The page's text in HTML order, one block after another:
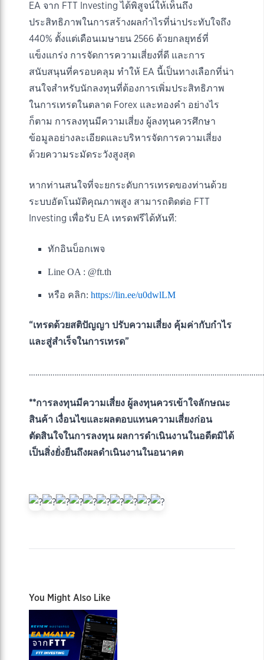
EA จาก FTT Investing ได้พิสูจน์ให้เห็นถึง
ประสิทธิภาพในการสร้างผลกำไรที่น่าประทับใจถึง
440% ตั้งแต่เดือนเมษายน 2566 ด้วยกลยุทธ์ที่
แข็งแกร่ง การจัดการความเสี่ยงที่ดี และการ
สนับสนุนที่ครอบคลุม ทำให้ EA นี้เป็นทางเลือกที่น่า
สนใจสำหรับนักลงทุนที่ต้องการเพิ่มประสิทธิภาพ
ในการเทรดในตลาด Forex และทองคำ อย่างไร
ก็ตาม การลงทุนมีความเสี่ยง ผู้ลงทุนควรศึกษา
ข้อมูลอย่างละเอียดและบริหารจัดการความเสี่ยง
ด้วยความระมัดระวังสูงสุด
หากท่านสนใจที่จะยกระดับการเทรดของท่านด้วย
ระบบอัตโนมัติคุณภาพสูง สามารถติดต่อ FTT
Investing เพื่อรับ EA เทรดฟรีได้ทันที:
ทักอินบ็อกเพจ
Line OA : @ft.th
หรือ คลิก: https://lin.ee/u0dwlLM
“เทรดด้วยสติปัญญา ปรับความเสี่ยง คุ้มค่ากับกำไร
และสู่สำเร็จในการเทรด”
**การลงทุนมีความเสี่ยง ผู้ลงทุนควรเข้าใจลักษณะ
สินค้า เงื่อนไขและผลตอบแทนความเสี่ยงก่อน
ตัดสินใจในการลงทุน ผลการดำเนินงานในอดีตมิได้
เป็นสิ่งยั่งยืนถึงผลดำเนินงานในอนาคต
You Might Also Like